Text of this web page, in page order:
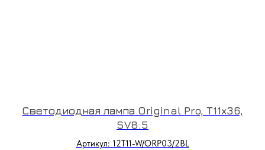
Светодиодная лампа Original Pro, T11x36,
SV8.5
Артикул: 12T11-W/ORP03/2BL